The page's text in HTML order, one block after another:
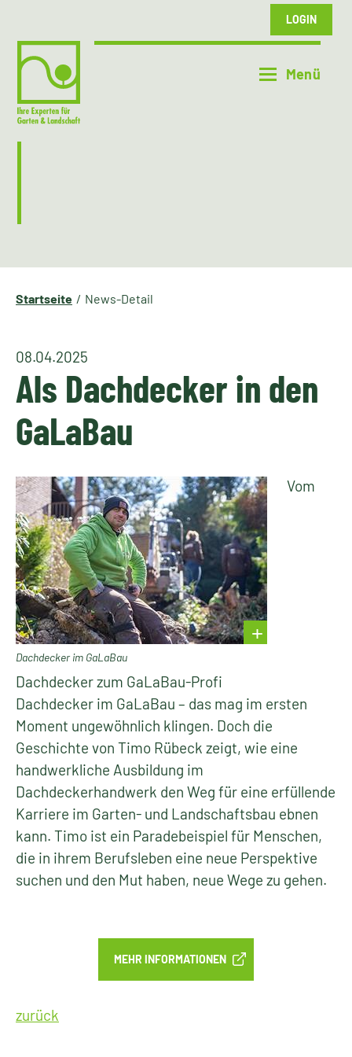
LOGIN
Startseite News-Detail
08.04.2025
Als Dachdecker in den
GaLaBau
Dachdecker im GaLaBau
Vom
Dachdecker zum GaLaBau-Profi
Dachdecker im GaLaBau – das mag im ersten
Moment ungewöhnlich klingen. Doch die
Geschichte von Timo Rübeck zeigt, wie eine
handwerkliche Ausbildung im
Dachdeckerhandwerk den Weg für eine erfüllende
Karriere im Garten- und Landschaftsbau ebnen
kann. Timo ist ein Paradebeispiel für Menschen,
die in ihrem Berufsleben eine neue Perspektive
suchen und den Mut haben, neue Wege zu gehen.
MEHR INFORMATIONEN
zurück